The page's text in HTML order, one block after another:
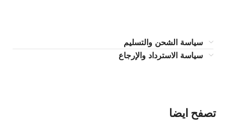
سياسة الشحن والتسليم
سياسة الاسترداد والإرجاع
تصفح ايضا